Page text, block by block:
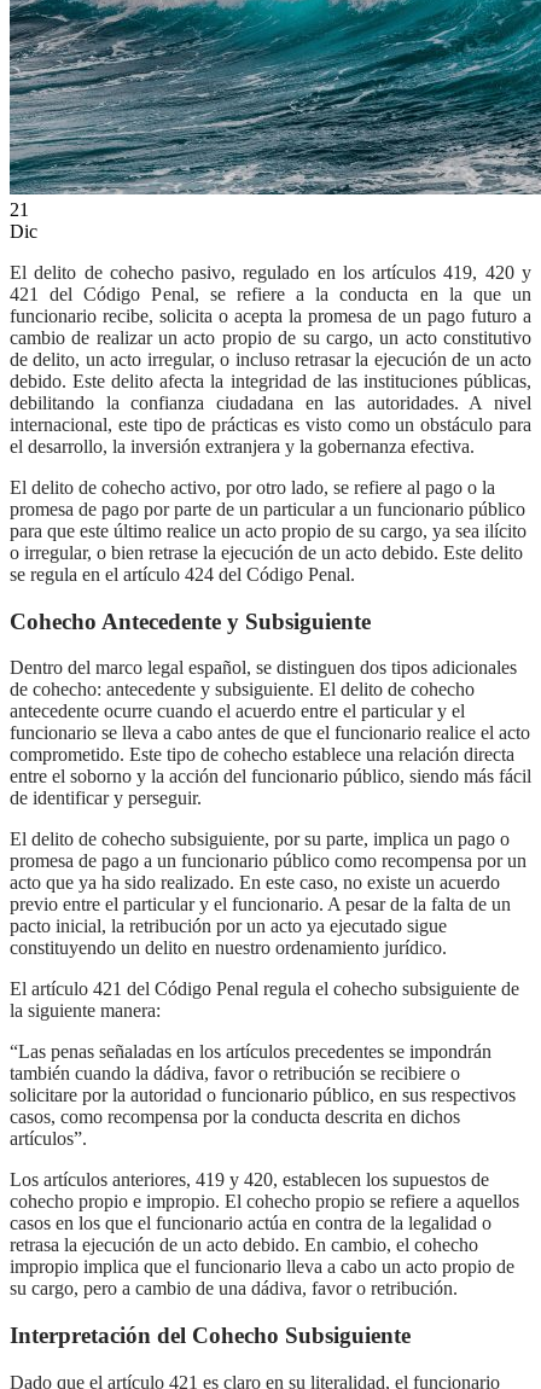
ES
21
Dic
El delito de cohecho pasivo, regulado en los artículos 419, 420 y
421 del Código Penal, se refiere a la conducta en la que un
funcionario recibe, solicita o acepta la promesa de un pago futuro a
cambio de realizar un acto propio de su cargo, un acto constitutivo
de delito, un acto irregular, o incluso retrasar la ejecución de un acto
debido. Este delito afecta la integridad de las instituciones públicas,
debilitando la confianza ciudadana en las autoridades. A nivel
internacional, este tipo de prácticas es visto como un obstáculo para
el desarrollo, la inversión extranjera y la gobernanza efectiva.
El delito de cohecho activo, por otro lado, se refiere al pago o la
promesa de pago por parte de un particular a un funcionario público
para que este último realice un acto propio de su cargo, ya sea ilícito
o irregular, o bien retrase la ejecución de un acto debido. Este delito
se regula en el artículo 424 del Código Penal.
Cohecho Antecedente y Subsiguiente
Dentro del marco legal español, se distinguen dos tipos adicionales
de cohecho: antecedente y subsiguiente. El delito de cohecho
antecedente ocurre cuando el acuerdo entre el particular y el
funcionario se lleva a cabo antes de que el funcionario realice el acto
comprometido. Este tipo de cohecho establece una relación directa
entre el soborno y la acción del funcionario público, siendo más fácil
de identificar y perseguir.
El delito de cohecho subsiguiente, por su parte, implica un pago o
promesa de pago a un funcionario público como recompensa por un
acto que ya ha sido realizado. En este caso, no existe un acuerdo
previo entre el particular y el funcionario. A pesar de la falta de un
pacto inicial, la retribución por un acto ya ejecutado sigue
constituyendo un delito en nuestro ordenamiento jurídico.
El artículo 421 del Código Penal regula el cohecho subsiguiente de
la siguiente manera:
“Las penas señaladas en los artículos precedentes se impondrán
también cuando la dádiva, favor o retribución se recibiere o
solicitare por la autoridad o funcionario público, en sus respectivos
casos, como recompensa por la conducta descrita en dichos
artículos”.
Los artículos anteriores, 419 y 420, establecen los supuestos de
cohecho propio e impropio. El cohecho propio se refiere a aquellos
casos en los que el funcionario actúa en contra de la legalidad o
retrasa la ejecución de un acto debido. En cambio, el cohecho
impropio implica que el funcionario lleva a cabo un acto propio de
su cargo, pero a cambio de una dádiva, favor o retribución.
Interpretación del Cohecho Subsiguiente
Dado que el artículo 421 es claro en su literalidad, el funcionario